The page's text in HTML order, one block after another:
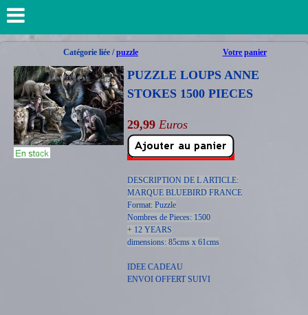
Catégorie liée /puzzle Votre panier
PUZZLE LOUPS ANNE
STOKES 1500 PIECES
29,99 Euros
DESCRIPTION DE L ARTICLE:
MARQUE BLUEBIRD FRANCE
Format: Puzzle
Nombres de Pieces: 1500
+ 12 YEARS
dimensions: 85cms x 61cms
IDEE CADEAU
ENVOI OFFERT SUIVI